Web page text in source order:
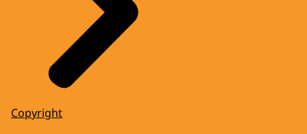
Copyright